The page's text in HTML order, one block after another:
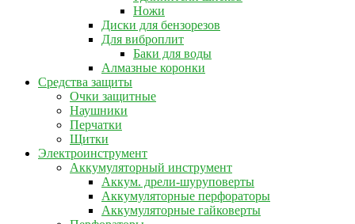
Ножи
Диски для бензорезов
Для виброплит
Баки для воды
Алмазные коронки
Средства защиты
Очки защитные
Наушники
Перчатки
Щитки
Электроинструмент
Аккумуляторный инструмент
Аккум. дрели-шуруповерты
Аккумуляторные перфораторы
Аккумуляторные гайковерты